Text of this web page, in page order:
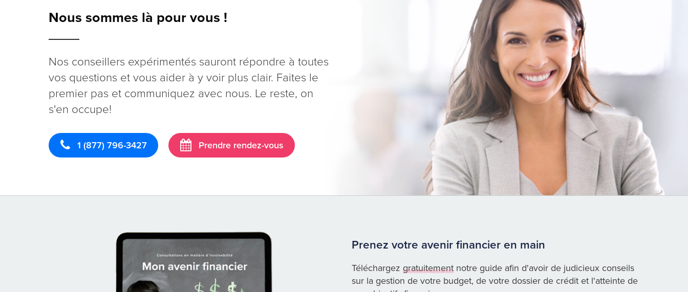
Nous sommes là pour vous !
Nos conseillers expérimentés sauront répondre à toutes
vos questions et vous aider à y voir plus clair. Faites le
premier pas et communiquez avec nous. Le reste, on
s'en occupe!
1 (877) 796-3427 Prendre rendez-vous
Prenez votre avenir financier en main
Téléchargez gratuitementnotre guide afin d'avoir de judicieux conseils
sur la gestion de votre budget, de votre dossier de crédit et l'atteinte de